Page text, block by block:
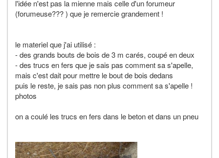
l'idée n'est pas la mienne mais celle d'un forumeur
(forumeuse??? ) que je remercie grandement !
le materiel que j'ai utilisé :
- des grands bouts de bois de 3 m carés, coupé en deux
- des trucs en fers que je sais pas comment sa s'apelle,
mais c'est dait pour mettre le bout de bois dedans
puis le reste, je sais pas non plus comment sa s'apelle !
photos
on a coulé les trucs en fers dans le beton et dans un pneu